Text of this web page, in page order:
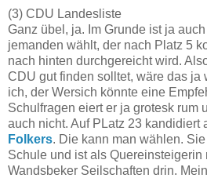
(3) CDU Landesliste
Ganz übel, ja. Im Grunde ist ja
jemanden wählt, der nach Platz 5
nach hinten durchgereicht wird.
CDU gut finden solltet, wäre das ja
ich, der Wersich könnte eine
Schulfragen eiert er ja grotesk rum
auch nicht. Auf PLatz 23 kandidiert
Folkers. Die kann man wählen.
Schule und ist als
Wandsbeker Seilschaften drin.